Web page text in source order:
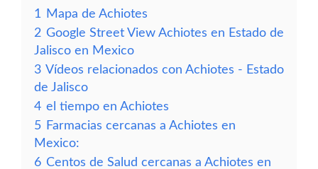
1
Mapa de Achiotes
2 Google Street View Achiotes en Estado de
Jalisco en Mexico
3 Vídeos relacionados con Achiotes - Estado
de Jalisco
4 el tiempo en Achiotes
5 Farmacias cercanas a Achiotes en
Mexico:
6 Centos de Salud cercanas a Achiotes en